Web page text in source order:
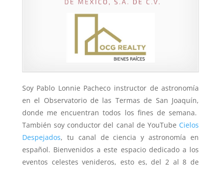
Soy Pablo Lonnie Pacheco instructor de astronomía
en el Observatorio de las Termas de San Joaquín,
donde me encuentran todos los fines de semana.
También soy conductor del canal de YouTube Cielos
Despejados, tu canal de ciencia y astronomía en
español. Bienvenidos a este espacio dedicado a los
eventos celestes venideros, esto es, del 2 al 8 de